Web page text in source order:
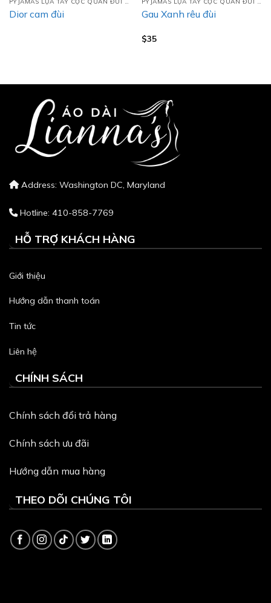
PYJAMAS LỤA TAY CỘC QUẦN ĐÙI (TCQD)
Dior cam đùi
PYJAMAS LỤA TAY CỘC QUẦN ĐÙI (TCQD)
Gau Xanh rêu đùi
$35
Address: Washington DC, Maryland
Hotline: 410-858-7769
HỖ TRỢ KHÁCH HÀNG
Giới thiệu
Hướng dẫn thanh toán
Tin tức
Liên hệ
CHÍNH SÁCH
Chính sách đổi trả hàng
Chính sách ưu đãi
Hướng dẫn mua hàng
THEO DÕI CHÚNG TÔI